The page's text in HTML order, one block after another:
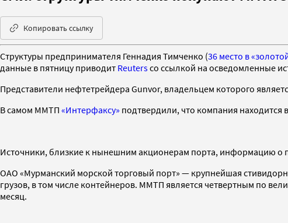
Копировать ссылку
Структуры предпринимателя Геннадия Тимченко (36 место в
данные в пятницу приводит Reutersсо ссылкой на осведомленные
Представители нефтетрейдера Gunvor, владельцем которого
В самом ММТП «Интерфаксу» подтвердили, что компания
Источники, близкие к нынешним акционерам порта, информацию
ОАО «Мурманский морской торговый порт» — крупнейшая
грузов, в том числе контейнеров. ММТП является четвертным по
месяц.